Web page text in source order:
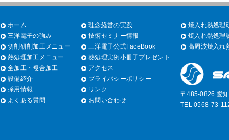
ホーム
三洋電子の強み
切削研削加工メニュー
熱処理加工メニュー
全加工・複合加工
設備紹介
採用情報
よくある質問
理念経営の実践
技術セミナー情報
三洋電子公式FaceBook
熱処理実例小冊子プレゼント
アクセス
プライバシーポリシー
リンク
お問い合わせ
焼入れ熱処理
焼入れ熱処理
高周波焼入れ
〒485-0826 愛
TEL 0568-73-